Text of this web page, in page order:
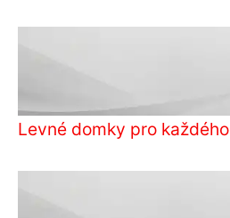
Levné domky pro každého